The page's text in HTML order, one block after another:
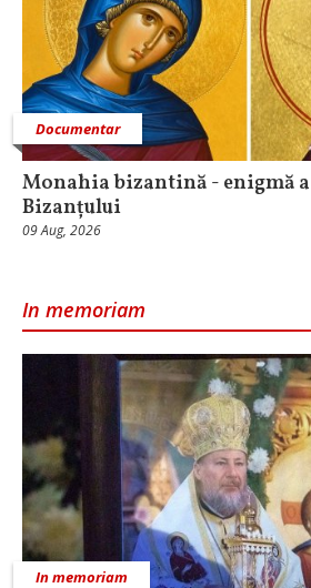
Documentar
Monahia bizantină - enigmă
Bizanțului
09 Aug, 2026
In memoriam
In memoriam